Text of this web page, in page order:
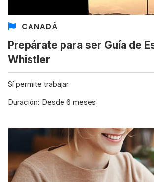
8 ciudades para tomar cursos
intensivo
Barbie Castoldi
Estudia Business en Auckland
CANADÁ
Prepárate para ser Guía de
Whistler
Sí permite trabajar
Duración: Desde 6 meses